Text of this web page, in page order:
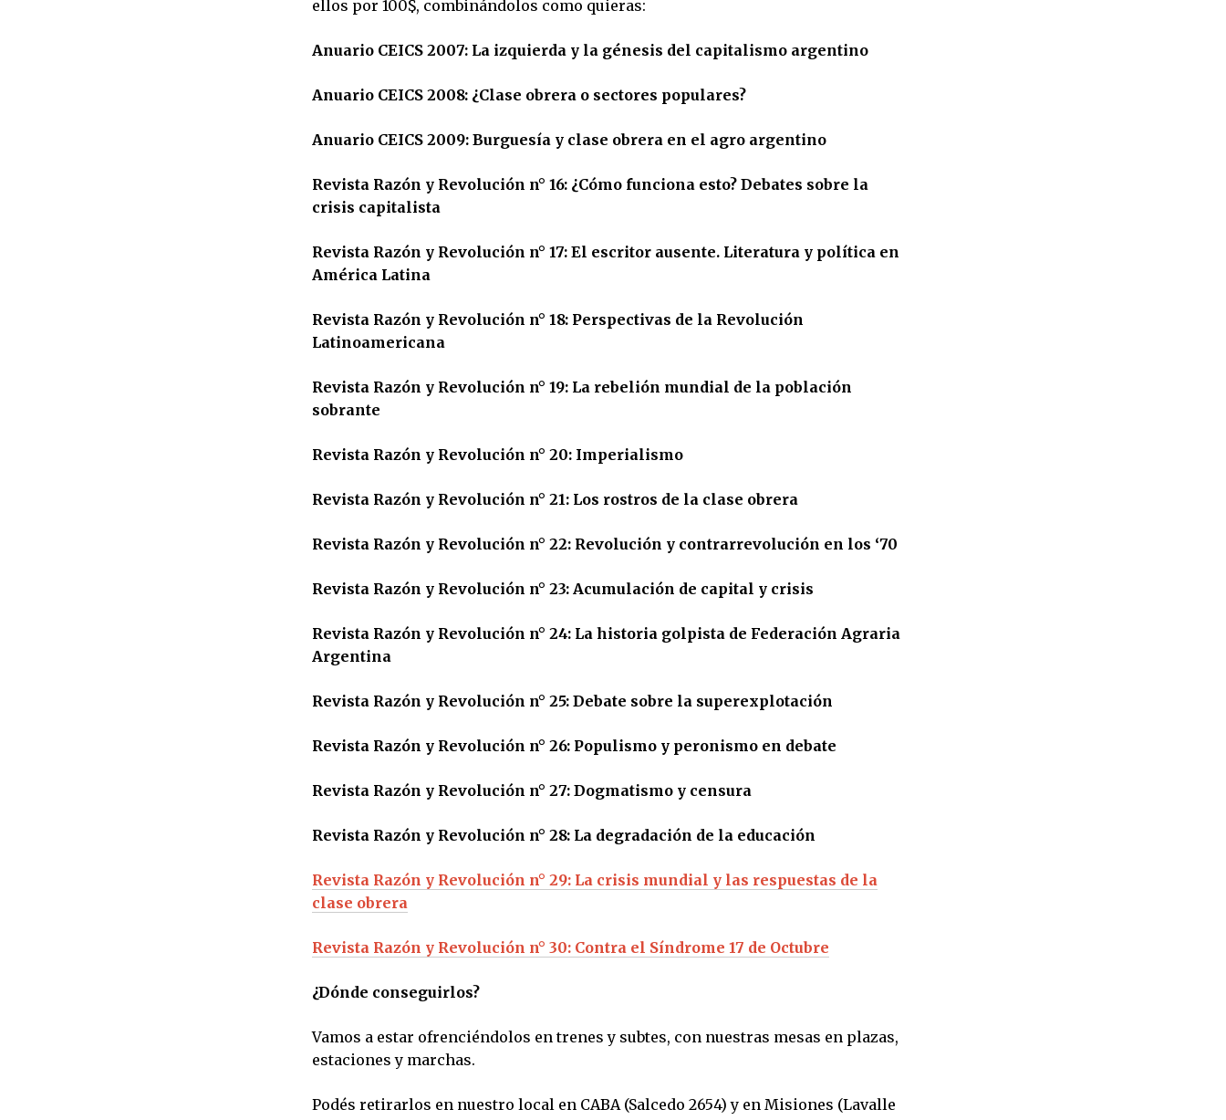
ellos por 100$, combinándolos como quieras:
Anuario CEICS 2007: La izquierda y la génesis del capitalismo argentino
Anuario CEICS 2008: ¿Clase obrera o sectores populares?
Anuario CEICS 2009: Burguesía y clase obrera en el agro argentino
Revista Razón y Revolución n° 16: ¿Cómo funciona esto? Debates sobre la
crisis capitalista
Revista Razón y Revolución n° 17: El escritor ausente. Literatura y política en
América Latina
Revista Razón y Revolución n° 18: Perspectivas de la Revolución
Latinoamericana
Revista Razón y Revolución n° 19: La rebelión mundial de la población
sobrante
Revista Razón y Revolución n° 20: Imperialismo
Revista Razón y Revolución n° 21: Los rostros de la clase obrera
Revista Razón y Revolución n° 22: Revolución y contrarrevolución en los ‘70
Revista Razón y Revolución n° 23: Acumulación de capital y crisis
Revista Razón y Revolución n° 24: La historia golpista de Federación Agraria
Argentina
Revista Razón y Revolución n° 25: Debate sobre la superexplotación
Revista Razón y Revolución n° 26: Populismo y peronismo en debate
Revista Razón y Revolución n° 27: Dogmatismo y censura
Revista Razón y Revolución n° 28: La degradación de la educación
Revista Razón y Revolución n° 29: La crisis mundial y las respuestas de la
clase obrera
Revista Razón y Revolución n° 30: Contra el Síndrome 17 de Octubre
¿Dónde conseguirlos?
Vamos a estar ofrenciéndolos en trenes y subtes, con nuestras mesas en plazas,
estaciones y marchas.
Podés retirarlos en nuestro local en CABA (Salcedo 2654) y en Misiones (Lavalle